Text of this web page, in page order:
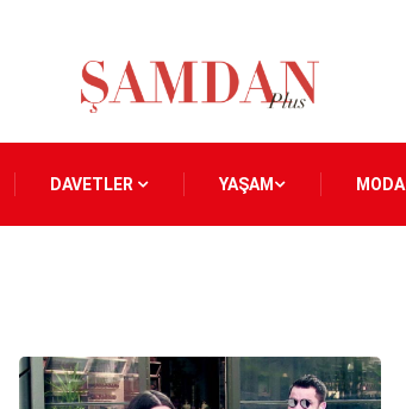
DAVETLER YAŞAM MODA